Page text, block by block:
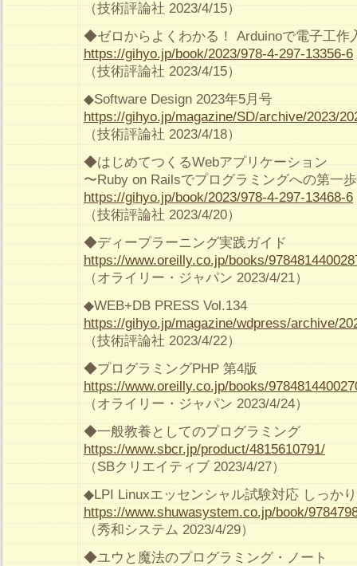
（技術評論社 2023/4/15）
◆ゼロからよくわかる！ Arduinoで電子工作
https://gihyo.jp/book/2023/978-4-297-13356-6
（技術評論社 2023/4/15）
◆Software Design 2023年5月号
https://gihyo.jp/magazine/SD/archive/2023/
（技術評論社 2023/4/18）
◆はじめてつくるWebアプリケーション
〜Ruby on Railsでプログラミングへの第一
https://gihyo.jp/book/2023/978-4-297-13468-6
（技術評論社 2023/4/20）
◆ディープラーニング実践ガイド
https://www.oreilly.co.jp/books/
（オライリー・ジャパン 2023/4/21）
◆WEB+DB PRESS Vol.134
https://gihyo.jp/magazine/wdpress/archive/
（技術評論社 2023/4/22）
◆プログラミングPHP 第4版
https://www.oreilly.co.jp/books/
（オライリー・ジャパン 2023/4/24）
◆一般教養としてのプログラミング
https://www.sbcr.jp/product/4815610791/
（SBクリエイティブ 2023/4/27）
◆LPI Linuxエッセンシャル試験対応 しっか
https://www.shuwasystem.co.jp/book/
（秀和システム 2023/4/29）
◆ユウと魔法のプログラミング・ノート